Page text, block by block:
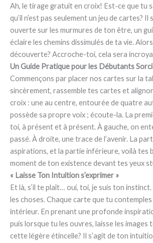
Ah, le tirage gratuit en croix! Est-ce que tu
qu’il n’est pas seulement un jeu de cartes? Il
ouverte sur les murmures de ton être, un
éclaire les chemins dissimulés de ta vie.
découverte? Accroche-toi, cela sera
Un Guide Pratique pour les Débutants
Commençons par placer nos cartes sur la
sincèrement, rassemble tes cartes et
croix : une au centre, entourée de quatre
possède sa propre voix ; écoute-la. La
toi, à présent et à présent. À gauche, on
passé. À droite, une trace de l’avenir. La
aspirations, et la partie inférieure, voilà tes
moment de ton existence devant tes yeux
« Laisse Ton Intuition s’exprimer »
Et là, s’il te plaît… oui, toi, je suis ton
les choses. Chaque carte que tu
intérieur. En prenant une profonde
puis lorsque tu les ouvres, laisse les images
cette légère étincelle? Il s’agit de ton